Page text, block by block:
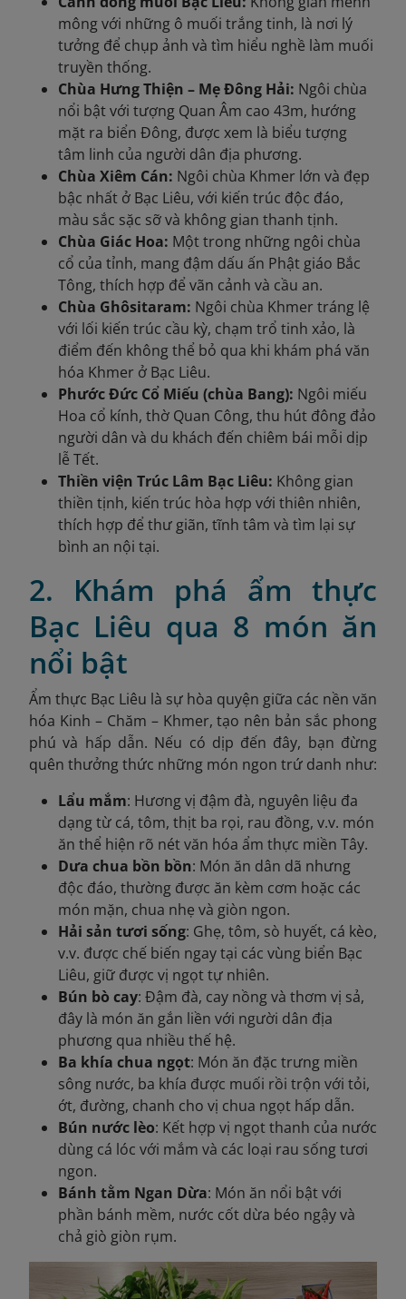
mông với những ô muối trắng tinh, là nơi lý
tưởng để chụp ảnh và tìm hiểu nghề làm muối
truyền thống.
Chùa Hưng Thiện – Mẹ Đông Hải: Ngôi chùa
nổi bật với tượng Quan Âm cao 43m, hướng
mặt ra biển Đông, được xem là biểu tượng
tâm linh của người dân địa phương.
Chùa Xiêm Cán: Ngôi chùa Khmer lớn và đẹp
bậc nhất ở Bạc Liêu, với kiến trúc độc đáo,
màu sắc sặc sỡ và không gian thanh tịnh.
Chùa Giác Hoa: Một trong những ngôi chùa
cổ của tỉnh, mang đậm dấu ấn Phật giáo Bắc
Tông, thích hợp để vãn cảnh và cầu an.
Chùa Ghôsitaram: Ngôi chùa Khmer tráng lệ
với lối kiến trúc cầu kỳ, chạm trổ tinh xảo, là
điểm đến không thể bỏ qua khi khám phá văn
hóa Khmer ở Bạc Liêu.
Phước Đức Cổ Miếu (chùa Bang): Ngôi miếu
Hoa cổ kính, thờ Quan Công, thu hút đông đảo
người dân và du khách đến chiêm bái mỗi dịp
lễ Tết.
Thiền viện Trúc Lâm Bạc Liêu: Không gian
thiền tịnh, kiến trúc hòa hợp với thiên nhiên,
thích hợp để thư giãn, tĩnh tâm và tìm lại sự
bình an nội tại.
2. Khám phá ẩm thực
Bạc Liêu qua 8 món ăn
nổi bật
Ẩm thực Bạc Liêu là sự hòa quyện giữa các nền văn
hóa Kinh – Chăm – Khmer, tạo nên bản sắc phong
phú và hấp dẫn. Nếu có dịp đến đây, bạn đừng
quên thưởng thức những món ngon trứ danh như:
Lẩu mắm: Hương vị đậm đà, nguyên liệu đa
dạng từ cá, tôm, thịt ba rọi, rau đồng, v.v. món
ăn thể hiện rõ nét văn hóa ẩm thực miền Tây.
Dưa chua bồn bồn: Món ăn dân dã nhưng
độc đáo, thường được ăn kèm cơm hoặc các
món mặn, chua nhẹ và giòn ngon.
Hải sản tươi sống: Ghẹ, tôm, sò huyết, cá kèo,
v.v. được chế biến ngay tại các vùng biển Bạc
Liêu, giữ được vị ngọt tự nhiên.
Bún bò cay: Đậm đà, cay nồng và thơm vị sả,
đây là món ăn gắn liền với người dân địa
phương qua nhiều thế hệ.
Ba khía chua ngọt: Món ăn đặc trưng miền
sông nước, ba khía được muối rồi trộn với tỏi,
ớt, đường, chanh cho vị chua ngọt hấp dẫn.
Bún nước lèo: Kết hợp vị ngọt thanh của nước
dùng cá lóc với mắm và các loại rau sống tươi
ngon.
Bánh tằm Ngan Dừa: Món ăn nổi bật với
phần bánh mềm, nước cốt dừa béo ngậy và
chả giò giòn rụm.